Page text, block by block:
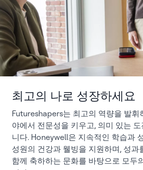
최고의 나로 성장하세요
Futureshapers는 최고의 역량을 발휘
야에서 전문성을 키우고, 의미 있는
니다. Honeywell은 지속적인 학습과
성원의 건강과 웰빙을 지원하며, 성과
함께 축하하는 문화를 바탕으로 모두